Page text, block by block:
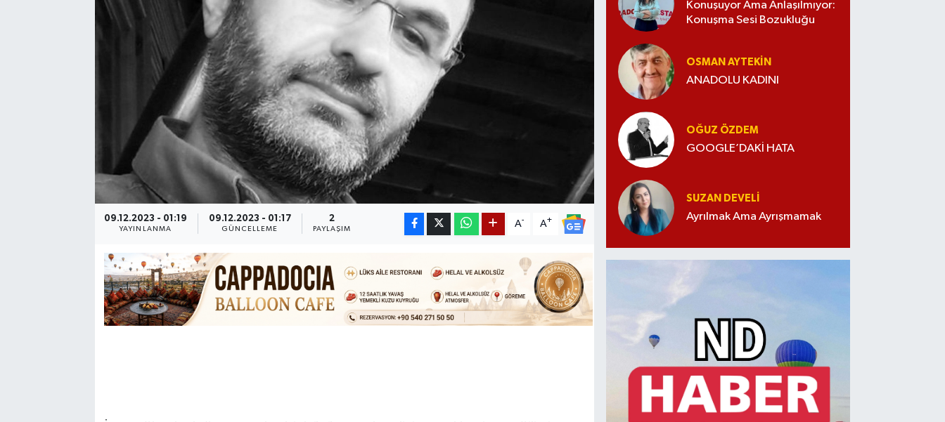
09.12.2023 - 01:19
YAYINLANMA
09.12.2023 - 01:17
GÜNCELLEME
2
PAYLAŞIM
A- A+
Konuşuyor Ama Anlaşılmıyor:
Konuşma Sesi Bozukluğu
OSMAN AYTEKIN
ANADOLU KADINI
OĞUZ ÖZDEM
GOOGLE’DAKİ HATA
SUZAN DEVELI
Ayrılmak Ama Ayrışmamak